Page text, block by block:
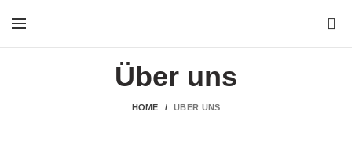
Über uns
HOME ÜBER UNS